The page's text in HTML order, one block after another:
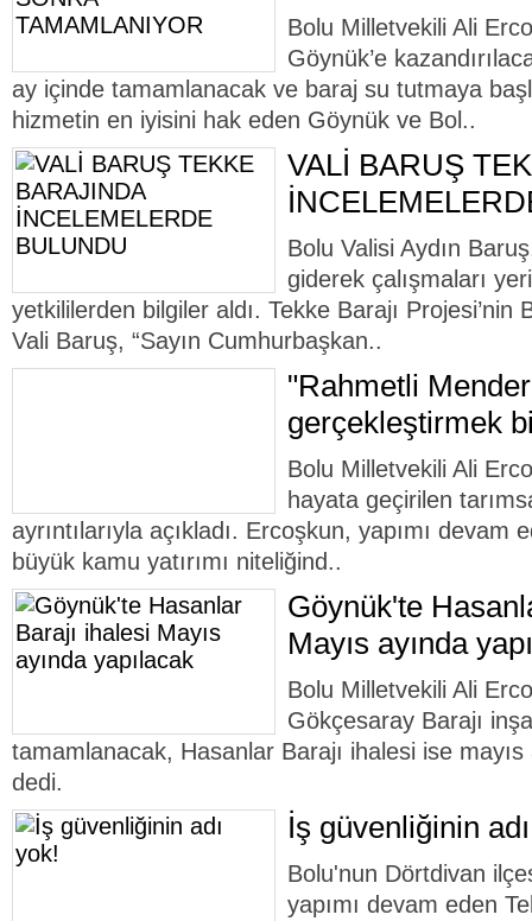
Bolu Milletvekili Ali
Göynük’e
ay içinde tamamlanacak ve baraj su tutmaya
hizmetin en iyisini hak eden Göynük ve Bol..
VALİ BARUŞ
Bolu Valisi Aydın
giderek çalışmaları
yetkililerden bilgiler aldı. Tekke Barajı Projesi’nin
Vali Baruş, “Sayın Cumhurbaşkan..
"Rahmetli
gerçekleştirmek
Bolu Milletvekili Ali
hayata geçirilen
ayrıntılarıyla açıkladı. Ercoşkun, yapımı devam
büyük kamu yatırımı niteliğind..
Göynük'te
Mayıs ayında
Bolu Milletvekili Ali
Gökçesaray Barajı
tamamlanacak, Hasanlar Barajı ihalesi ise
dedi.
İş güvenliğinin
Bolu'nun Dörtdivan
yapımı devam eden